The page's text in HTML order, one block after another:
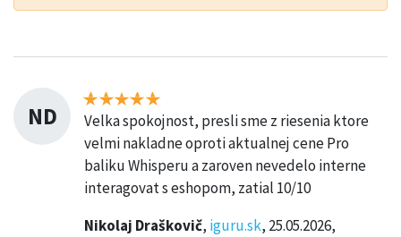
ND
Velka spokojnost, presli sme z riesenia ktore
velmi nakladne oproti aktualnej cene Pro
baliku Whisperu a zaroven nevedelo interne
interagovat s eshopom, zatial 10/10
Nikolaj Draškovič, iguru.sk, 25.05.2026,